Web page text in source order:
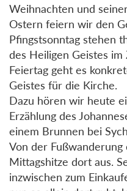
Weihnachten und
Ostern feiern wir den
Pfingstsonntag stehen
des Heiligen Geistes
Feiertag geht es
Geistes für die Kirche.
Dazu hören wir heute
Erzählung des
einem Brunnen bei
Von der
Mittagshitze dort aus.
inzwischen zum